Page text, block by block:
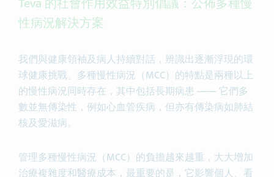
Teva 的社會作用效益特別倡議：公佈多種慢
性病況解決方案
我們與健康領袖及病人持續對話，辨識出逐漸浮現的環
球健康挑戰。多種慢性病況（MCC）的特點是兩種以上
的慢性病況同時存在，其中包括長期病患 —— 它們多
數並無傳染性，例如心血管疾病，但亦有傳染病如肺結
核及愛滋病。
管理多種慢性病況（MCC）的負擔越來越重，大大增加
治療複雜度和醫療成本，最重要的是，它影響個人、看